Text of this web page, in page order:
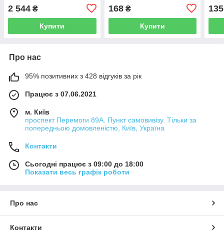
2 544 ₴
Купити
168₴
Купити
135
Про нас
95% позитивних з 428 відгуків за рік
Працює з 07.06.2021
м. Київ
проспект Перемоги 89А. Пункт самовивізу. Тільки за
попередньою домовленістю, Київ, Україна
Контакти
Сьогодні працює з 09:00 до 18:00
Показати весь графік роботи
Про нас
Контакти